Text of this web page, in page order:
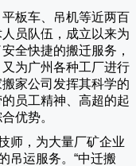
板车、吊机等近两百
员队伍，成立以来为
全快捷的搬迁服务，
为广州各种工厂进行
搬家公司发挥其科学的
员工精神、高超的起
优势。
师，为大量厂矿企业
吊运服务。“中迁搬